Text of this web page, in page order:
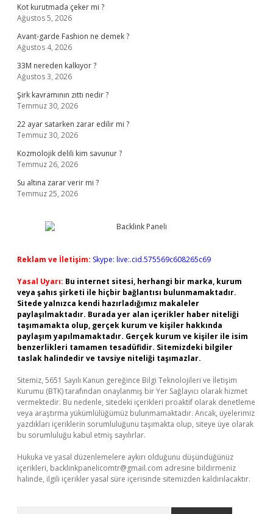
Kot kurutmada çeker mi ?
Ağustos 5, 2026
Avant-garde Fashion ne demek ?
Ağustos 4, 2026
33M nereden kalkıyor ?
Ağustos 3, 2026
Şirk kavramının zıttı nedir ?
Temmuz 30, 2026
22 ayar satarken zarar edilir mi ?
Temmuz 30, 2026
Kozmolojik delili kim savunur ?
Temmuz 26, 2026
Su altına zarar verir mi ?
Temmuz 25, 2026
Reklam ve İletişim: Skype: live:.cid.575569c608265c69
Yasal Uyarı: Bu internet sitesi, herhangi bir marka, kurum
veya şahıs şirketi ile hiçbir bağlantısı bulunmamaktadır.
Sitede yalnızca kendi hazırladığımız makaleler
paylaşılmaktadır. Burada yer alan içerikler haber niteliği
taşımamakta olup, gerçek kurum ve kişiler hakkında
paylaşım yapılmamaktadır. Gerçek kurum ve kişiler ile isim
benzerlikleri tamamen tesadüfidir. Sitemizdeki bilgiler
taslak halindedir ve tavsiye niteliği taşımazlar.
Sitemiz, 5651 Sayılı Kanun gereğince Bilgi Teknolojileri ve İletişim
Kurumu (BTK) tarafından onaylanmış bir Yer Sağlayıcı olarak hizmet
vermektedir. Bu nedenle, sitedeki içerikleri proaktif olarak denetleme
veya araştırma yükümlülüğümüz bulunmamaktadır. Ancak, üyelerimiz
yazdıkları içeriklerin sorumluluğunu taşımakta olup, siteye üye olarak
bu sorumluluğu kabul etmiş sayılırlar.
Hukuka ve yasal düzenlemelere aykırı olduğunu düşündüğünüz
içerikleri, backlinkpanelicomtr@gmail.com adresine bildirmeniz
halinde, ilgili içerikler yasal süre içerisinde sitemizden kaldırılacaktır.